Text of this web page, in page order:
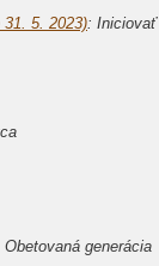
5. 2023): Iniciovať
generácia